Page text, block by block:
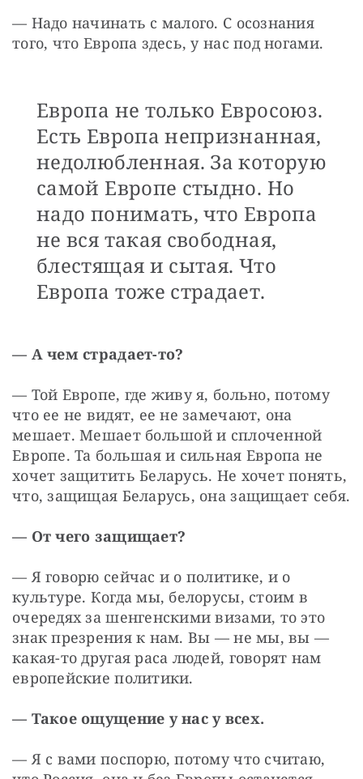
— Надо начинать с малого. С осознания
того, что Европа здесь, у нас под ногами.
Европа не только Евросоюз.
Есть Европа непризнанная,
недолюбленная. За которую
самой Европе стыдно. Но
надо понимать, что Европа
не вся такая свободная,
блестящая и сытая. Что
Европа тоже страдает.
— А чем страдает-то?
— Той Европе, где живу я, больно, потому
что ее не видят, ее не замечают, она
мешает. Мешает большой и сплоченной
Европе. Та большая и сильная Европа не
хочет защитить Беларусь. Не хочет понять,
что, защищая Беларусь, она защищает себя.
— От чего защищает?
— Я говорю сейчас и о политике, и о
культуре. Когда мы, белорусы, стоим в
очередях за шенгенскими визами, то это
знак презрения к нам. Вы — ​не мы, вы — ​
какая-то другая раса людей, говорят нам
европейские политики.
— Такое ощущение у нас у всех.
— Я с вами поспорю, потому что считаю,